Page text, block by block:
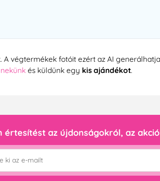
végtermékek fotóit ezért az AI
és küldünk egy kis ajándékot.
értesítést az újdonságokról, az